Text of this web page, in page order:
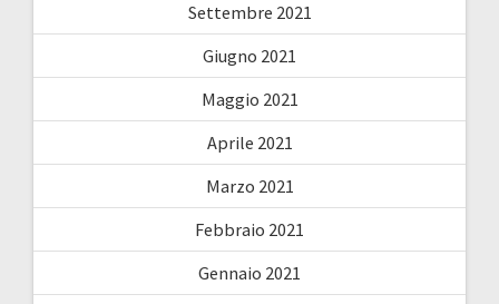
Settembre 2021
Giugno 2021
Maggio 2021
Aprile 2021
Marzo 2021
Febbraio 2021
Gennaio 2021